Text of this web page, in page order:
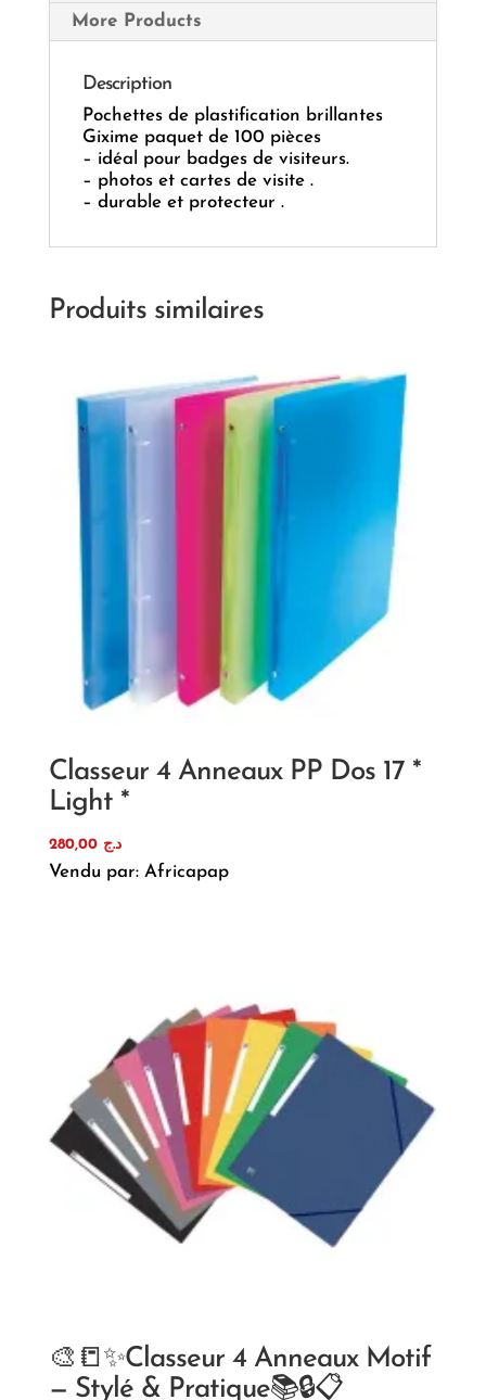
More Products
Description
Pochettes de plastification brillantes
Gixime paquet de 100 pièces
– idéal pour badges de visiteurs.
– photos et cartes de visite .
– durable et protecteur .
Produits similaires
Classeur 4 Anneaux PP Dos 17 *
Light *
د.ج 280,00
Vendu par: Africapap
🎨📒✨Classeur 4 Anneaux Motif
— Stylé & Pratique📚🔒📋